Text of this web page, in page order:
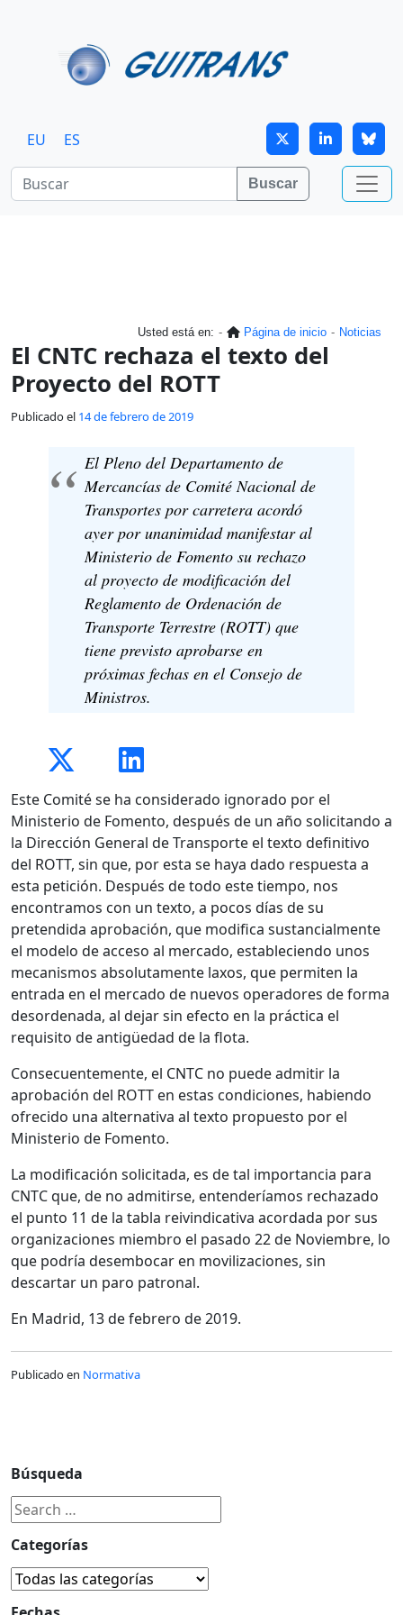
EU ES
Buscar
Usted está en: Página de inicio Noticias
El CNTC rechaza el texto del
Proyecto del ROTT
Publicado el 14 de febrero de 2019
El Pleno del Departamento de
Mercancías de Comité Nacional de
Transportes por carretera acordó
ayer por unanimidad manifestar al
Ministerio de Fomento su rechazo
al proyecto de modificación del
Reglamento de Ordenación de
Transporte Terrestre (ROTT) que
tiene previsto aprobarse en
próximas fechas en el Consejo de
Ministros.
Este Comité se ha considerado ignorado por el
Ministerio de Fomento, después de un año solicitando a
la Dirección General de Transporte el texto definitivo
del ROTT, sin que, por esta se haya dado respuesta a
esta petición. Después de todo este tiempo, nos
encontramos con un texto, a pocos días de su
pretendida aprobación, que modifica sustancialmente
el modelo de acceso al mercado, estableciendo unos
mecanismos absolutamente laxos, que permiten la
entrada en el mercado de nuevos operadores de forma
desordenada, al dejar sin efecto en la práctica el
requisito de antigüedad de la flota.
Consecuentemente, el CNTC no puede admitir la
aprobación del ROTT en estas condiciones, habiendo
ofrecido una alternativa al texto propuesto por el
Ministerio de Fomento.
La modificación solicitada, es de tal importancia para
CNTC que, de no admitirse, entenderíamos rechazado
el punto 11 de la tabla reivindicativa acordada por sus
organizaciones miembro el pasado 22 de Noviembre, lo
que podría desembocar en movilizaciones, sin
descartar un paro patronal.
En Madrid, 13 de febrero de 2019.
Publicado en Normativa
Búsqueda
Categorías